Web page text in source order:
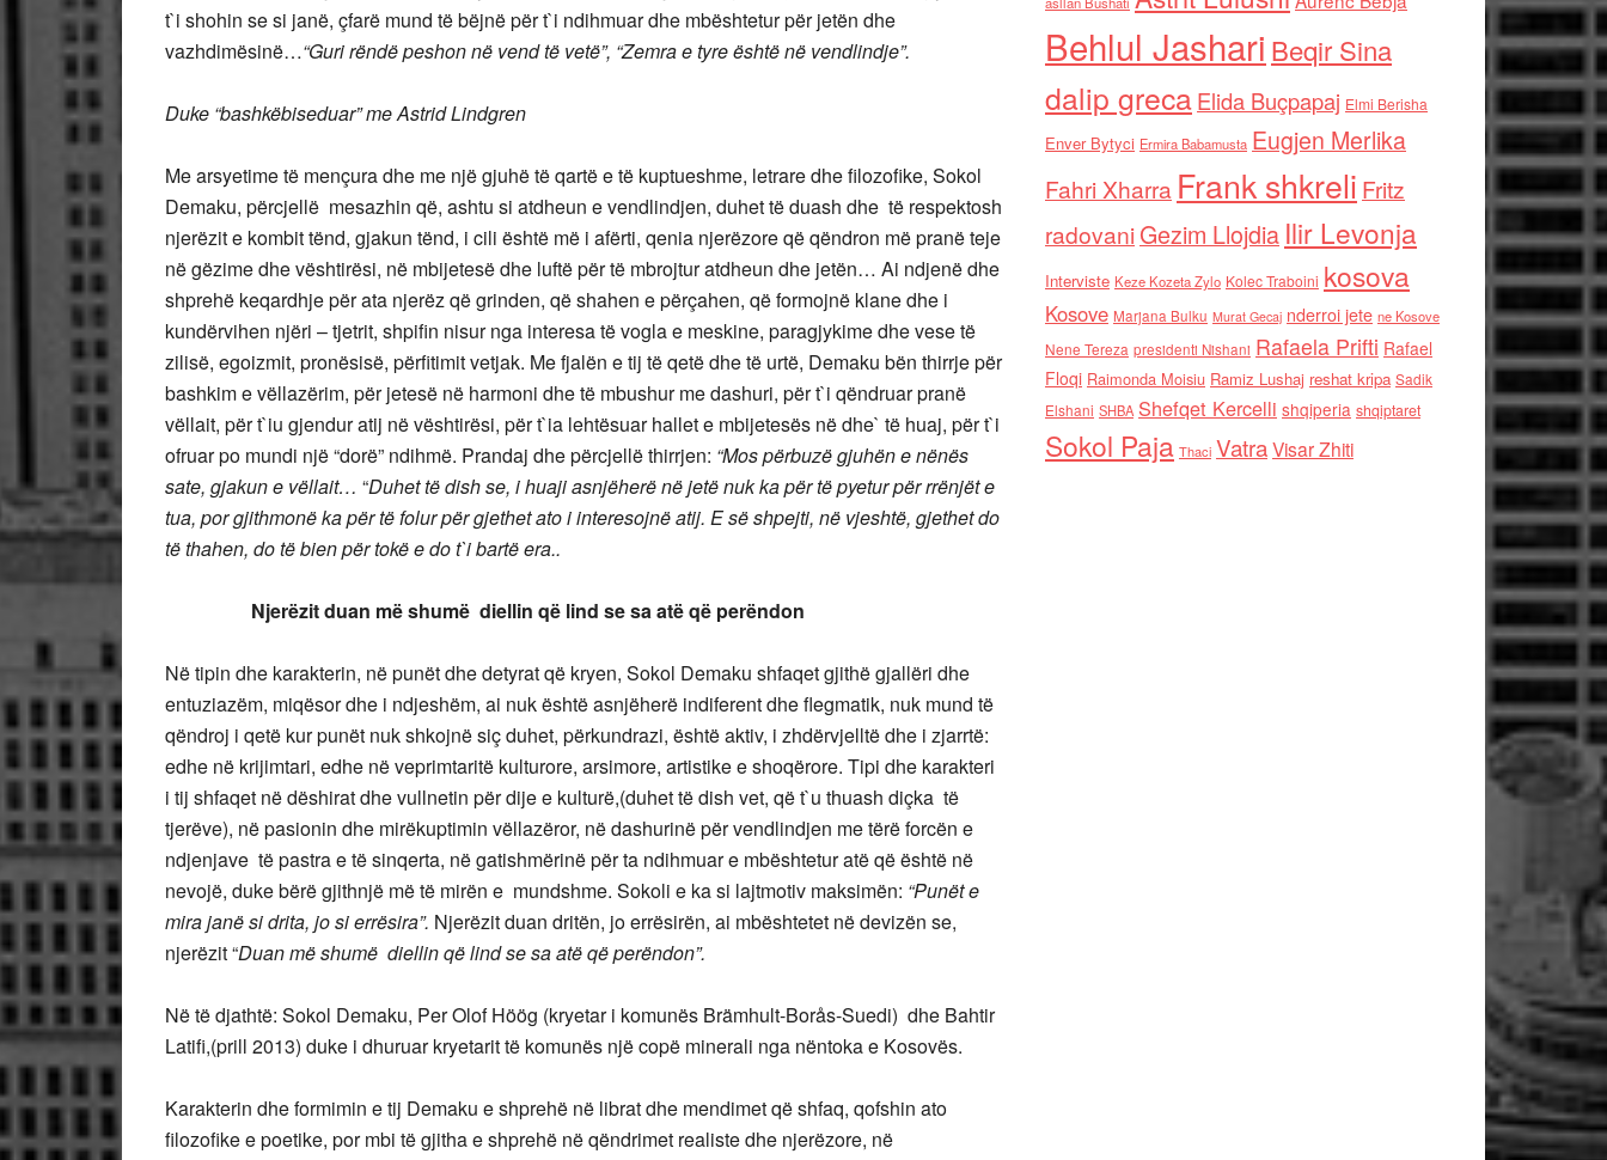
t`i shohin se si janë, çfarë mund të bëjnë për t`i ndihmuar dhe mbështetur për jetën dhe
vazhdimësinë…“Guri rëndë peshon në vend të vetë”, “Zemra e tyre është në vendlindje”.
Duke “bashkëbiseduar” me Astrid Lindgren
Me arsyetime të mençura dhe me një gjuhë të qartë e të kuptueshme, letrare dhe filozofike, Sokol
Demaku, përcjellë mesazhin që, ashtu si atdheun e vendlindjen, duhet të duash dhe të respektosh
njerëzit e kombit tënd, gjakun tënd, i cili është më i afërti, qenia njerëzore që qëndron më pranë teje
në gëzime dhe vështirësi, në mbijetesë dhe luftë për të mbrojtur atdheun dhe jetën… Ai ndjenë dhe
shprehë keqardhje për ata njerëz që grinden, që shahen e përçahen, që formojnë klane dhe i
kundërvihen njëri – tjetrit, shpifin nisur nga interesa të vogla e meskine, paragjykime dhe vese të
zilisë, egoizmit, pronësisë, përfitimit vetjak. Me fjalën e tij të qetë dhe të urtë, Demaku bën thirrje për
bashkim e vëllazërim, për jetesë në harmoni dhe të mbushur me dashuri, për t`i qëndruar pranë
vëllait, për t`iu gjendur atij në vështirësi, për t`ia lehtësuar hallet e mbijetesës në dhe` të huaj, për t`i
ofruar po mundi një “dorë” ndihmë. Prandaj dhe përcjellë thirrjen: “Mos përbuzë gjuhën e nënës
sate, gjakun e vëllait… “Duhet të dish se, i huaji asnjëherë në jetë nuk ka për të pyetur për rrënjët e
tua, por gjithmonë ka për të folur për gjethet ato i interesojnë atij. E së shpejti, në vjeshtë, gjethet do
të thahen, do të bien për tokë e do t`i bartë era..
Njerëzit duan më shumë diellin që lind se sa atë që perëndon
Në tipin dhe karakterin, në punët dhe detyrat që kryen, Sokol Demaku shfaqet gjithë gjallëri dhe
entuziazëm, miqësor dhe i ndjeshëm, ai nuk është asnjëherë indiferent dhe flegmatik, nuk mund të
qëndroj i qetë kur punët nuk shkojnë siç duhet, përkundrazi, është aktiv, i zhdërvjelltë dhe i zjarrtë:
edhe në krijimtari, edhe në veprimtaritë kulturore, arsimore, artistike e shoqërore. Tipi dhe karakteri
i tij shfaqet në dëshirat dhe vullnetin për dije e kulturë,(duhet të dish vet, që t`u thuash diçka të
tjerëve), në pasionin dhe mirëkuptimin vëllazëror, në dashurinë për vendlindjen me tërë forcën e
ndjenjave të pastra e të sinqerta, në gatishmërinë për ta ndihmuar e mbështetur atë që është në
nevojë, duke bërë gjithnjë më të mirën e mundshme. Sokoli e ka si lajtmotiv maksimën: “Punët e
mira janë si drita, jo si errësira”. Njerëzit duan dritën, jo errësirën, ai mbështetet në devizën se,
njerëzit “Duan më shumë diellin që lind se sa atë që perëndon”.
Në të djathtë: Sokol Demaku, Per Olof Höög (kryetar i komunës Brämhult-Borås-Suedi) dhe Bahtir
Latifi,(prill 2013) duke i dhuruar kryetarit të komunës një copë minerali nga nëntoka e Kosovës.
Karakterin dhe formimin e tij Demaku e shprehë në librat dhe mendimet që shfaq, qofshin ato
filozofike e poetike, por mbi të gjitha e shprehë në qëndrimet realiste dhe njerëzore, në
Behlul Jashari Beqir Sina
dalip grecaElida Buçpapaj Elmi Berisha
Enver Bytyci Ermira Babamusta Eugjen Merlika
Fahri Xharra Frank shkreli Fritz
radovaniGezim Llojdia Ilir Levonja
Interviste Keze Kozeta Zylo Kolec Traboini kosova
Kosove Marjana Bulku Murat Gecaj nderroi jete ne Kosove
Nene Tereza presidenti Nishani Rafaela Prifti Rafael
Floqi Raimonda Moisiu Ramiz Lushaj reshat kripa Sadik
Elshani SHBA Shefqet Kercelli shqiperia shqiptaret
Sokol Paja Thaci VatraVisar Zhiti